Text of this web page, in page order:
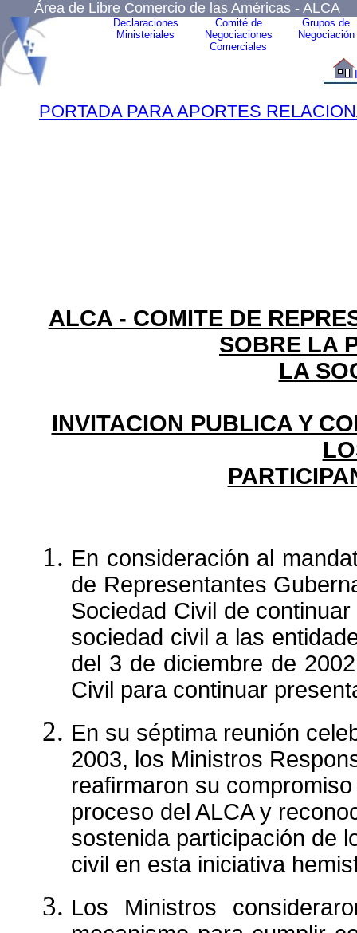
Área de Libre Comercio de las Américas - ALCA
Declaraciones
Ministeriales
Comité de
Negociaciones
Comerciales
Grupos de
Negociación
PORTADA PARA APORTES
ALCA - COMITE DE
SOBRE LA
LA
INVITACION PUBLICA Y
En consideración al
de Representantes
Sociedad Civil de
sociedad civil a las
del 3 de diciembre de
Civil para continuar
En su séptima reunión
2003, los Ministros
reafirmaron su
proceso del ALCA y
sostenida participación de
civil en esta iniciativa
Los Ministros